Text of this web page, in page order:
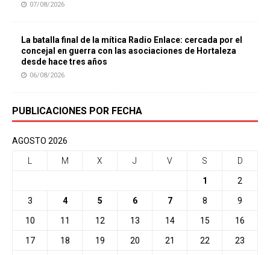
07/08/2026
La batalla final de la mítica Radio Enlace: cercada por el
concejal en guerra con las asociaciones de Hortaleza
desde hace tres años
06/08/2026
PUBLICACIONES POR FECHA
AGOSTO 2026
L M X J V S D
1 2
3 4 5 6 7 8 9
10 11 12 13 14 15 16
17 18 19 20 21 22 23